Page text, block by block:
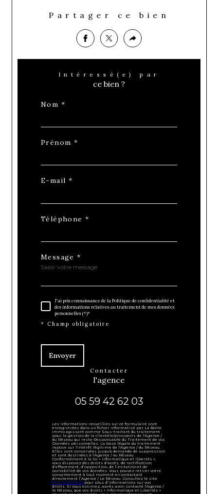
Partager ce bien
Intéressé(e) par
ce bien ?
Nom *
Prénom *
E-mail *
Téléphone *
Message *
J'ai pris connaissance de la Politique de confidentialité et
des informations relatives au traitement de mes données
personnelles (*)*
* Champ obligatoire
Envoyer
contacter
l'agence
05 59 42 62 03
Les informations recueillies sur ce formulaire sont
enregistrées dans un fichier informatisé par La Boite
Immo agissant comme Sous-traitant du traitement
pour la gestion de la clientèle/prospects de l'Agence /
du Réseau qui reste Responsable du Traitement de vos
Données personnelles. La base légale du traitement
repose sur l'intérêt légitime de l'Agence / du Réseau.
Elles sont conservées jusqu'à demande de suppression
et sont destinées à l'Agence / au Réseau.
Conformément à la loi « informatique et libertés »,
vous disposez des droits d’accès, de rectification,
d’effacement, d’opposition, de limitation et de
portabilité de vos données. Vous pouvez retirer votre
consentement à tout moment en contactant
directement l’Agence / Le Réseau. Consultez le site
https://cnil.fr/fr pour plus d’informations sur vos
droits. Si vous estimez, après avoir contacté l'Agence /
le Réseau, que vos droits « Informatique et Libertés »